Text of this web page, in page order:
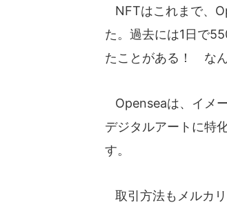
NFTはこれまで、
た。過去には1日で
たことがある！ なん
Openseaは、イメ
デジタルアートに特
す。
取引方法もメルカ